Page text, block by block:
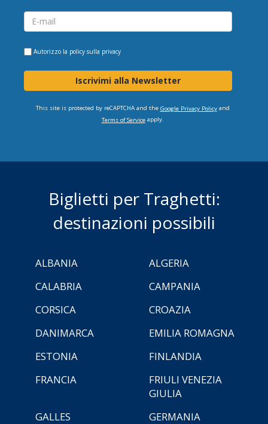
Autorizzo la policy sulla privacy
Iscrivimi alla Newsletter
This site is protected by reCAPTCHA and the Google Privacy Policyand
Terms of Serviceapply.
Biglietti per Traghetti:
destinazioni possibili
ALBANIA
ALGERIA
CALABRIA
CAMPANIA
CORSICA
CROAZIA
DANIMARCA
EMILIA ROMAGNA
ESTONIA
FINLANDIA
FRANCIA
FRIULI VENEZIA
GIULIA
GALLES
GERMANIA